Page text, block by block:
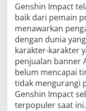
Genshin Impact
baik dari pemain
menawarkan
dengan dunia
karakter-karakter
penjualan banner
belum mencapai
tidak mengurangi
Genshin Impact
terpopuler saat ini.